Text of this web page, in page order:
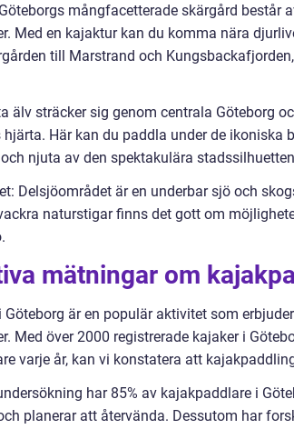
mångfacetterade skärgård består
Med en kajaktur kan du komma nära
till Marstrand och
älv sträcker sig genom centrala Göteborg
Här kan du paddla under de ikoniska
njuta av den spektakulära
Delsjöområdet är en underbar sjö och
naturstigar finns det gott om
mätningar om
är en populär aktivitet som
Med över 2000 registrerade kajaker i
varje år, kan vi konstatera att
har 85% av kajakpaddlare i
planerar att återvända. Dessutom har